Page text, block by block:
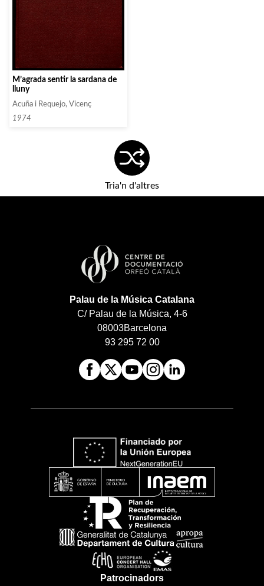
M’agrada sentir la sardana de
lluny
Acuña i Requejo, Vicenç
1974
Tria'n d'altres
Palau de la Música Catalana
C/ Palau de la Música, 4-6
08003Barcelona
93 295 72 00
Patrocinadors